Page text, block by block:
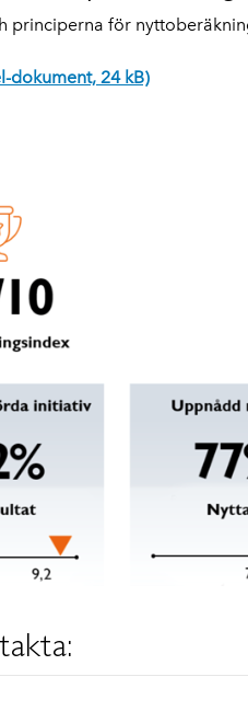
principerna för
dokument, 24 kB)